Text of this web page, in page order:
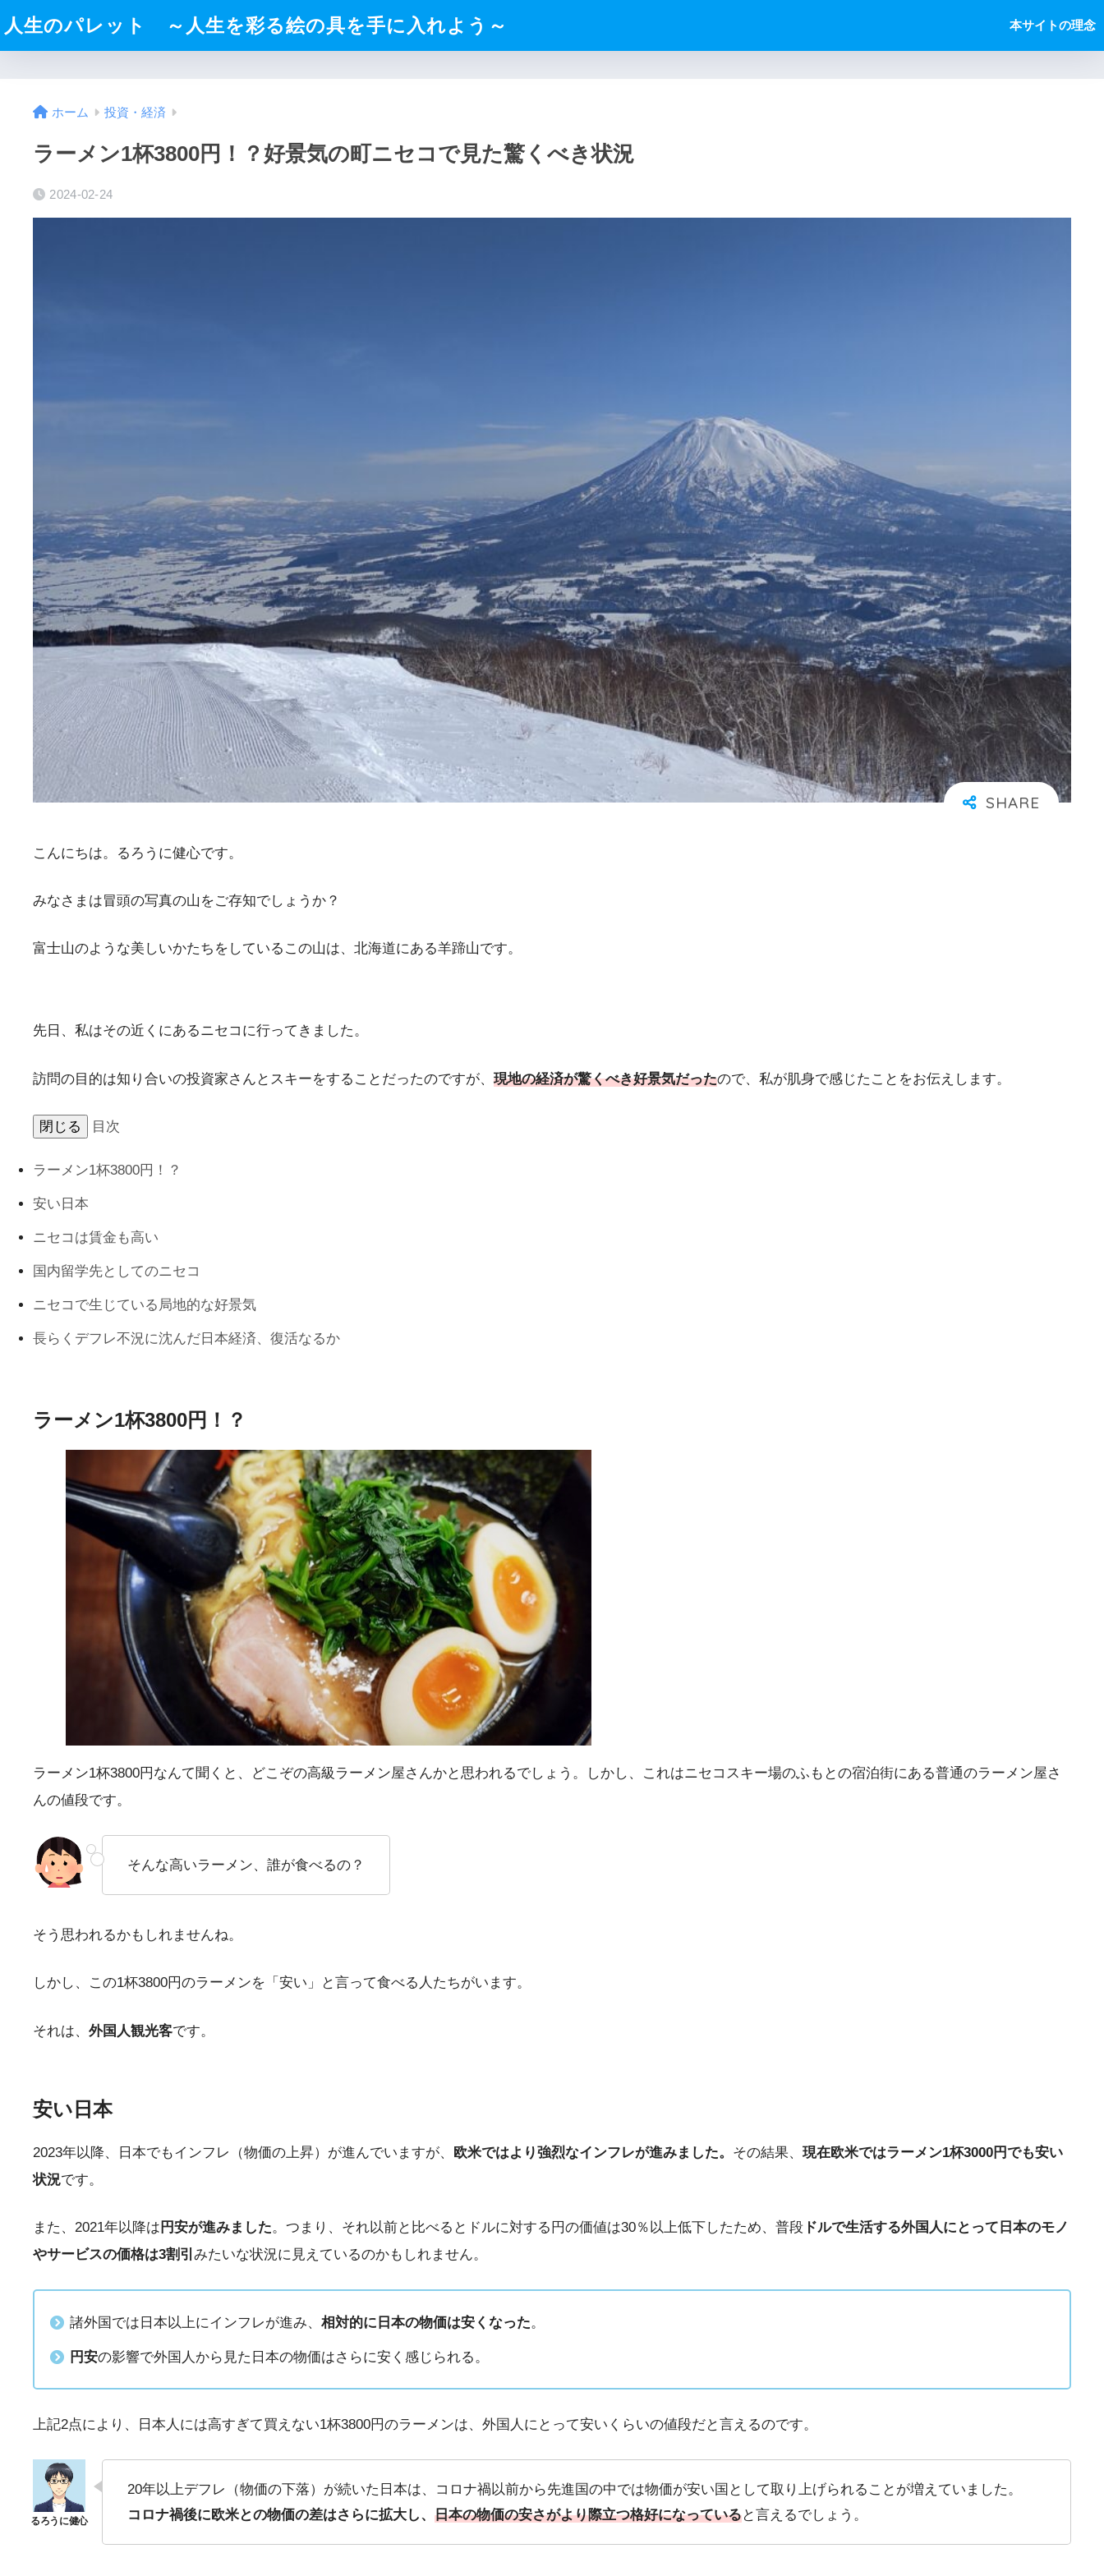
人生のパレット ～人生を彩る絵の具を手に入れよう～ 本サイトの理念
ホーム 投資・経済
ラーメン1杯3800円！？好景気の町ニセコで見た驚くべき状況
2024-02-24
こんにちは。るろうに健心です。
みなさまは冒頭の写真の山をご存知でしょうか？
富士山のような美しいかたちをしているこの山は、北海道にある羊蹄山です。
先日、私はその近くにあるニセコに行ってきました。
訪問の目的は知り合いの投資家さんとスキーをすることだったのですが、 現地の経済が驚くべき好景気だったので、私が肌身で感じたことをお伝えします。
閉じる 目次
ラーメン1杯3800円！？
安い日本
ニセコは賃金も高い
国内留学先としてのニセコ
ニセコで生じている局地的な好景気
長らくデフレ不況に沈んだ日本経済、復活なるか
ラーメン1杯3800円！？
ラーメン1杯3800円なんて聞くと、どこぞの高級ラーメン屋さんかと思われるでしょう。しかし、これはニセコスキー場のふもとの宿泊街にある普通のラーメン屋さ
んの値段です。
そんな高いラーメン、誰が食べるの？
そう思われるかもしれませんね。
しかし、この1杯3800円のラーメンを「安い」と言って食べる人たちがいます。
それは、 外国人観光客です。
安い日本
2023年以降、日本でもインフレ（物価の上昇）が進んでいますが、 欧米ではより強烈なインフレが進みました。 その結果、 現在欧米ではラーメン1杯3000円でも安い
状況です。
また、2021年以降は 円安が進みました。つまり、それ以前と比べるとドルに対する円の価値は30％以上低下したため、普段 ドルで生活する外国人にとって日本のモノ
やサービスの価格は3割引 みたいな状況に見えているのかもしれません。
諸外国では日本以上にインフレが進み、 相対的に日本の物価は安くなった。
円安の影響で外国人から見た日本の物価はさらに安く感じられる。
上記2点により、日本人には高すぎて買えない1杯3800円のラーメンは、外国人にとって安いくらいの値段だと言えるのです。
20年以上デフレ（物価の下落）が続いた日本は、コロナ禍以前から先進国の中では物価が安い国として取り上げられることが増えていました。
コロナ禍後に欧米との物価の差はさらに拡大し、 日本の物価の安さがより際立つ格好になっていると言えるでしょう。